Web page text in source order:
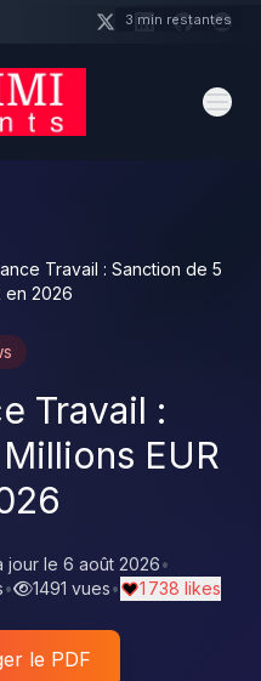
Travail : Sanction de 5
en 2026
Travail :
EUR
jour le 6 août 2026•
• 1491 vues• 1 738 likes
le PDF
3 min restantes